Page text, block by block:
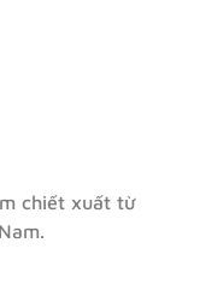
chiết xuất từ